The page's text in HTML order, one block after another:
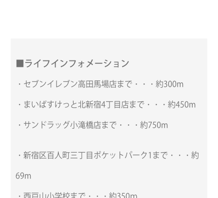
■ライフインフォメーション
・セブンイレブン高田馬場店まで・・・約300m
・まいばすけっと北新宿4丁目店まで・・・約450m
・サンドラッグ小滝橋店まで・・・約750m
・新宿区百人町三丁目ポケットパーク1まで・・・約
69m
・西戸山小学校まで・・・約350ｍ